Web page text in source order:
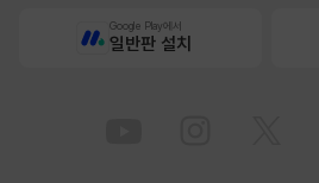
Google Play에서
일반판 설치